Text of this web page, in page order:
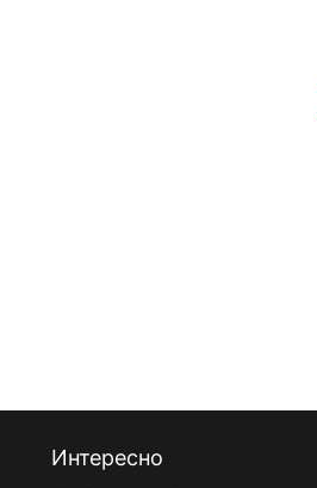
Интересно